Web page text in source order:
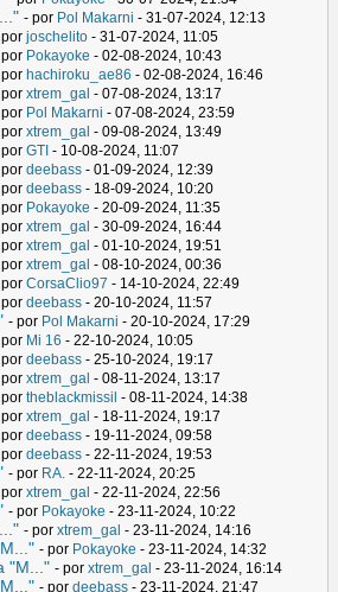
- por Pol Makarni - 31-07-2024, 12:13
joschelito - 31-07-2024, 11:05
Pokayoke - 02-08-2024, 10:43
hachiroku_ae86 - 02-08-2024, 16:46
xtrem_gal - 07-08-2024, 13:17
Pol Makarni - 07-08-2024, 23:59
xtrem_gal - 09-08-2024, 13:49
GTI - 10-08-2024, 11:07
deebass - 01-09-2024, 12:39
deebass - 18-09-2024, 10:20
Pokayoke - 20-09-2024, 11:35
xtrem_gal - 30-09-2024, 16:44
xtrem_gal - 01-10-2024, 19:51
xtrem_gal - 08-10-2024, 00:36
CorsaClio97 - 14-10-2024, 22:49
deebass - 20-10-2024, 11:57
- por Pol Makarni - 20-10-2024, 17:29
Mi 16 - 22-10-2024, 10:05
deebass - 25-10-2024, 19:17
xtrem_gal - 08-11-2024, 13:17
theblackmissil - 08-11-2024, 14:38
xtrem_gal - 18-11-2024, 19:17
deebass - 19-11-2024, 09:58
deebass - 22-11-2024, 19:53
- por RA. - 22-11-2024, 20:25
xtrem_gal - 22-11-2024, 22:56
- por Pokayoke - 23-11-2024, 10:22
- por xtrem_gal - 23-11-2024, 14:16
- por Pokayoke - 23-11-2024, 14:32
"M..." - por xtrem_gal - 23-11-2024, 16:14
- por deebass - 23-11-2024, 21:47